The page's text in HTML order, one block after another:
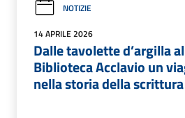
NOTIZIE
14 APRILE 2026
Dalle tavolette d’argilla
Biblioteca Acclavio un
nella storia della scrittura